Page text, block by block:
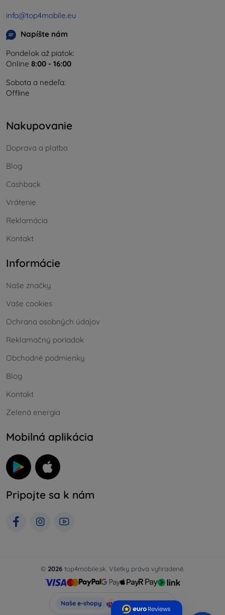
info@top4mobile.eu
Napíšte nám
Pondelok až piatok:
Online 8:00 - 16:00
Sobota a nedeľa:
Offline
Nakupovanie
Doprava a platba
Blog
Cashback
Vrátenie
Reklamácia
Kontakt
Informácie
Naše značky
Vaše cookies
Ochrana osobných údajov
Reklamačný poriadok
Obchodné podmienky
Blog
Kontakt
Zelená energia
Mobilná aplikácia
Pripojte sa k nám
© 2026 top4mobile.sk. Všetky práva vyhradené.
Naše e-shopy Top4Mobile.sk